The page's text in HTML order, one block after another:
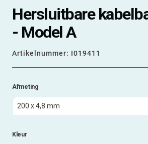
Hersluitbare
- Model A
Artikelnummer: I019411
Afmeting
Kleur